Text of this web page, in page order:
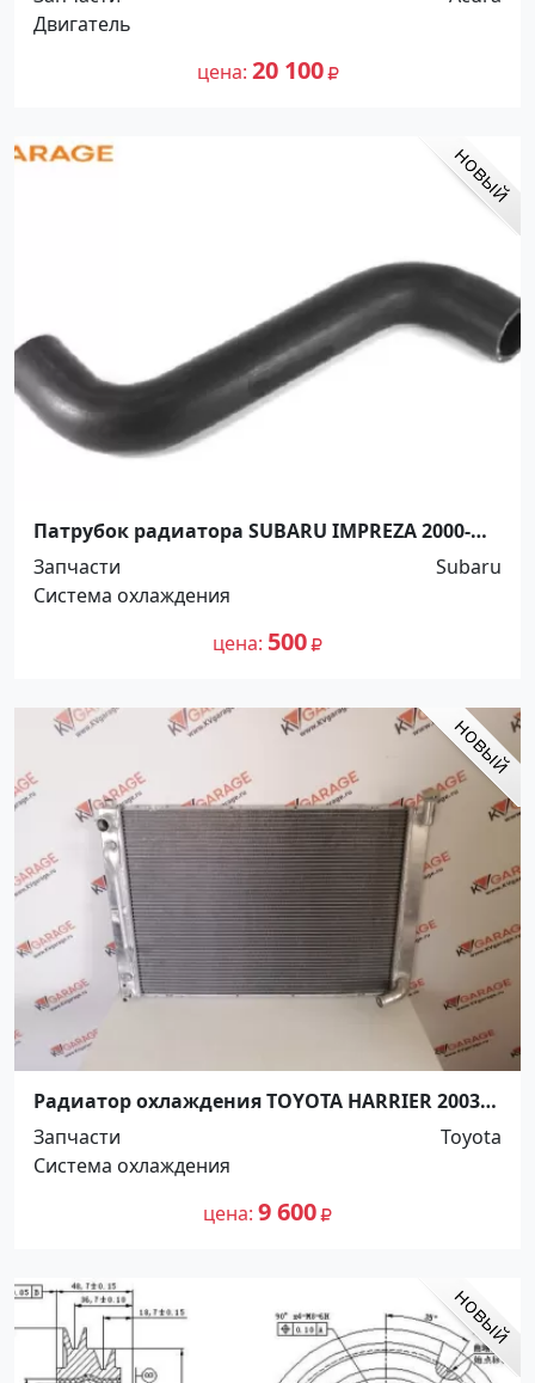
Двигатель
цена 20 100
Патрубок радиатора SUBARU IMPREZA 2000-
2007 Краснодар
Запчасти
Subaru
Система охлаждения
цена 500
Радиатор охлаждения TOYOTA HARRIER 2003-
2006 Краснодар
Запчасти
Toyota
Система охлаждения
цена 9 600